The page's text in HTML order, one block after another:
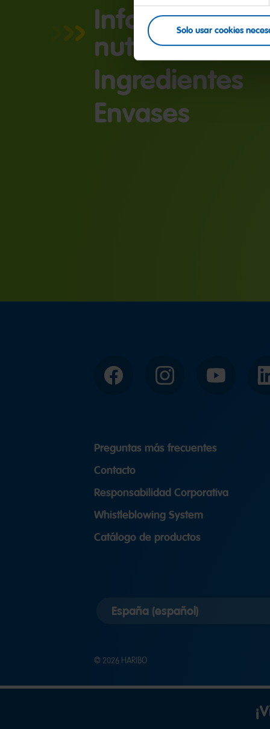
Solo usar cookies
Información
nutricional
Ingredientes
Envases
Facebook Instagram YouTube
Preguntas más frecuentes
Contacto
Responsabilidad Corporativa
Whistleblowing System
Catálogo de productos
versión
© 2026 HARIBO